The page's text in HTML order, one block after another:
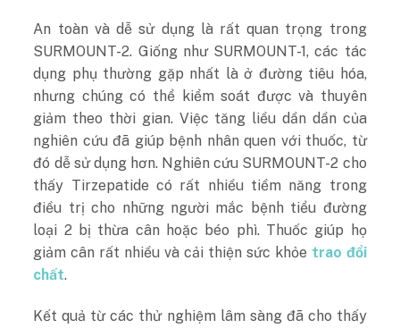
An toàn và dễ sử dụng là rất quan trọng trong
SURMOUNT-2. Giống như SURMOUNT-1, các tác
dụng phụ thường gặp nhất là ở đường tiêu hóa,
nhưng chúng có thể kiểm soát được và thuyên
giảm theo thời gian. Việc tăng liều dần dần của
nghiên cứu đã giúp bệnh nhân quen với thuốc, từ
đó dễ sử dụng hơn. Nghiên cứu SURMOUNT-2 cho
thấy Tirzepatide có rất nhiều tiềm năng trong
điều trị cho những người mắc bệnh tiểu đường
loại 2 bị thừa cân hoặc béo phì. Thuốc giúp họ
giảm cân rất nhiều và cải thiện sức khỏe trao đổi
chất.
Kết quả từ các thử nghiệm lâm sàng đã cho thấy